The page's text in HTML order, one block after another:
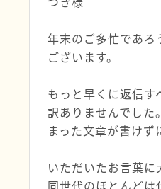
年末のご多忙であろ
ございます。
もっと早くに返信す
訳ありませんでした
まった文章が書けず
いただいたお言葉に
同世代のほとんど